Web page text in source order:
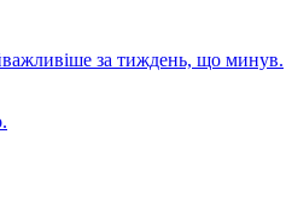
за тиждень, що минув.